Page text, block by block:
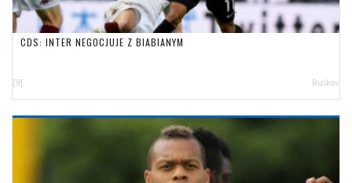
CDS: INTER NEGOCJUJE Z BIABIANYM
[9] Ruskov